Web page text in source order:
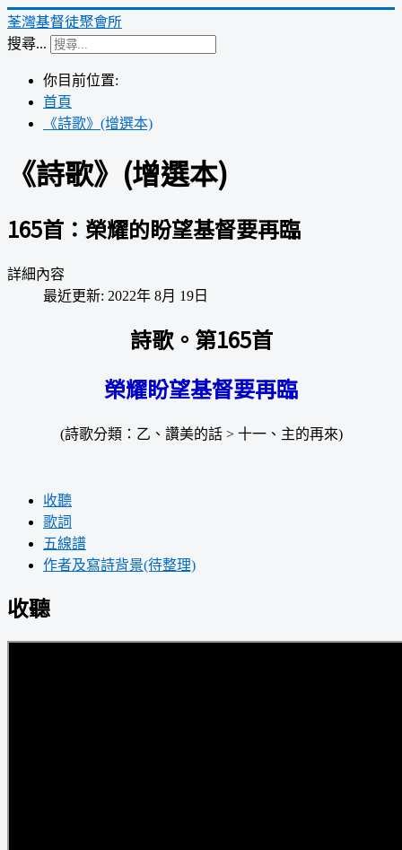
荃灣基督徒聚會所
搜尋...
你目前位置:
首頁
《詩歌》(增選本)
《詩歌》(增選本)
165首：榮耀的盼望基督要再臨
詳細內容
最近更新: 2022年 8月 19日
詩歌。第165首
榮耀盼望基督要再臨
(詩歌分類：乙、讚美的話 > 十一、主的再來)
收聽
歌詞
五線譜
作者及寫詩背景(待整理)
收聽